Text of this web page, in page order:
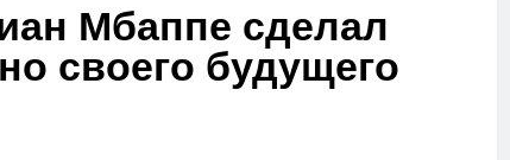
Мбаппе сделал
своего будущего